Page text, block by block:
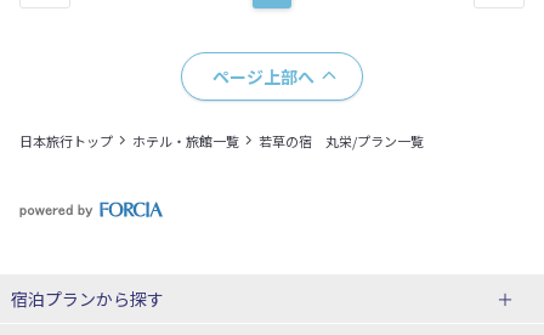
ページ上部へ
日本旅行トップ ホテル・旅館一覧 若草の宿 丸栄/プラン一覧
宿泊プランから探す